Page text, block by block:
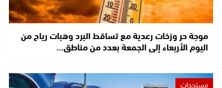
موجة حر وزخات رعدية مع تساقط البرد وهبات رياح من
اليوم الأربعاء إلى الجمعة بعدد من مناطق…
مستجدات